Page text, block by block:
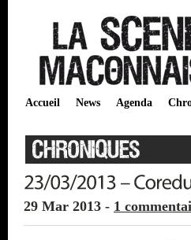
Accueil News Agenda
29 Mar 2013 - 1